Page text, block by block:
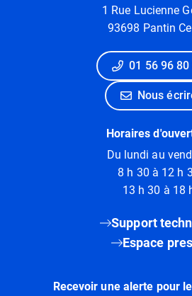
1 Rue Lucienne
93698 Pantin
01 56 96 80
Nous
Horaires
Du lundi au
8 h 30 à 12 h
13 h 30 à 18
Support
Espace
Recevoir une alerte pour